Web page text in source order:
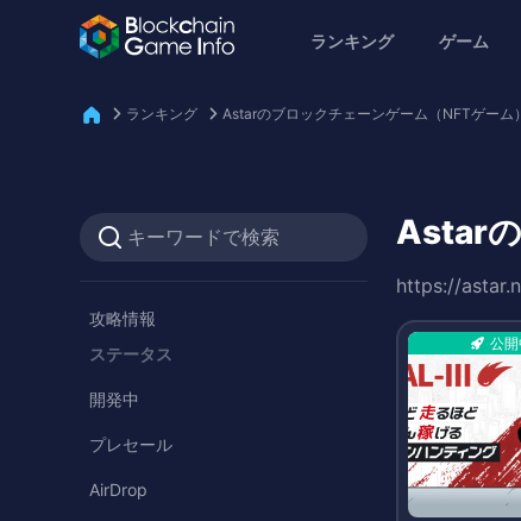
ランキング ゲーム
ランキング Astarのブロックチェーンゲーム（NFTゲーム
攻略情報
ステータス
開発中
プレセール
AirDrop
Astar
https://
公開